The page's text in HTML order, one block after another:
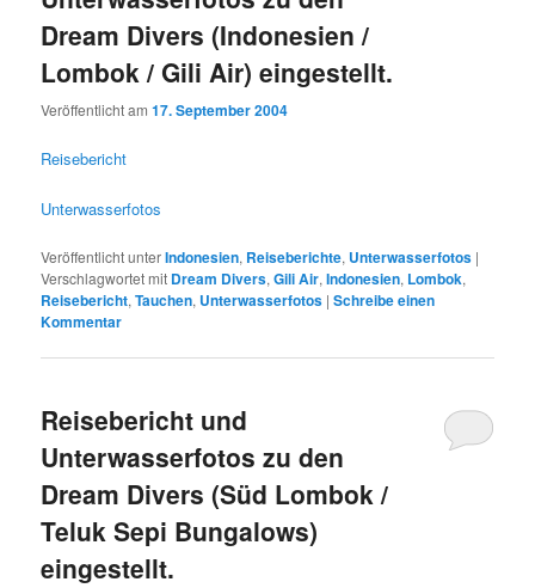
Dream Divers (Indonesien /
Lombok / Gili Air) eingestellt.
Veröffentlicht am17. September 2004
Reisebericht
Unterwasserfotos
Veröffentlicht unterIndonesien, Reiseberichte, Unterwasserfotos |
Verschlagwortet mit Dream Divers,Gili Air,Indonesien, Lombok,
Reisebericht,Tauchen, Unterwasserfotos |Schreibe einen
Kommentar
Reisebericht und
Unterwasserfotos zu den
Dream Divers (Süd Lombok /
Teluk Sepi Bungalows)
eingestellt.